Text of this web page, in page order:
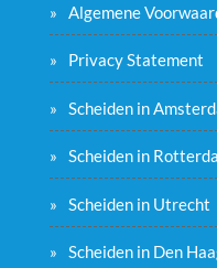
Algemene
Privacy Statement
Scheiden in
Scheiden in
Scheiden in Utrecht
Scheiden in Den